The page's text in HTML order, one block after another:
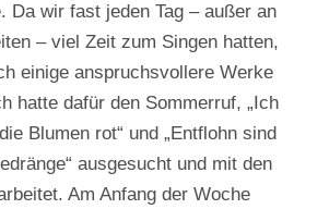
Da wir fast jeden Tag – außer an
– viel Zeit zum Singen hatten,
einige anspruchsvollere Werke
hatte dafür den Sommerruf, „Ich
Blumen rot“ und „Entflohn sind
ausgesucht und mit den
Am Anfang der Woche